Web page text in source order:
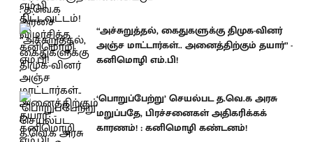
“அச்சுறுத்தல், கைதுகளுக்கு திமுக-வினர்
அஞ்ச மாட்டார்கள்.. அனைத்திற்கும் தயார்” -
கனிமொழி எம்.பி!
‘பொறுப்பேற்று’ செயல்பட த.வெ.க அரசு
மறுப்பதே, பிரச்சனைகள் அதிகரிக்கக்
காரணம்! : கனிமொழி கண்டனம்!